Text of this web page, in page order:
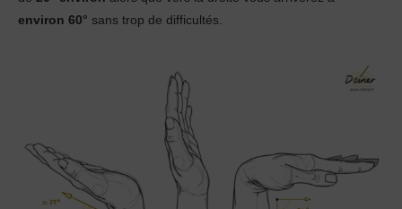
environ 60° sans trop de difficultés.